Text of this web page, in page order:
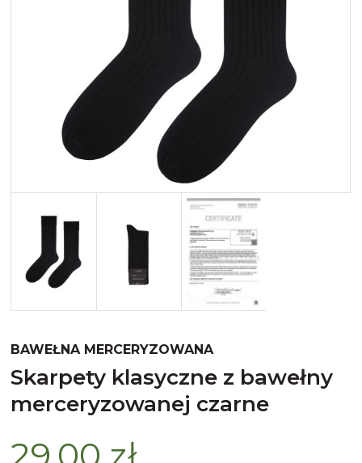
BAWEŁNA MERCERYZOWANA
skarpety klasyczne z bawełny
merceryzowanej czarne
Merynos bezuciskowe
Kaszmir stopki
Bawełna egipska maco
Bawełna merceryzowana